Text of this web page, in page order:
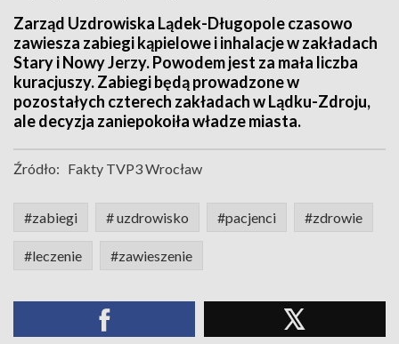
Zarząd Uzdrowiska Lądek-Długopole czasowo
zawiesza zabiegi kąpielowe i inhalacje w zakładach
Stary i Nowy Jerzy. Powodem jest za mała liczba
kuracjuszy. Zabiegi będą prowadzone w
pozostałych czterech zakładach w Lądku-Zdroju,
ale decyzja zaniepokoiła władze miasta.
Źródło: Fakty TVP3 Wrocław
#zabiegi # uzdrowisko #pacjenci #zdrowie
#leczenie #zawieszenie